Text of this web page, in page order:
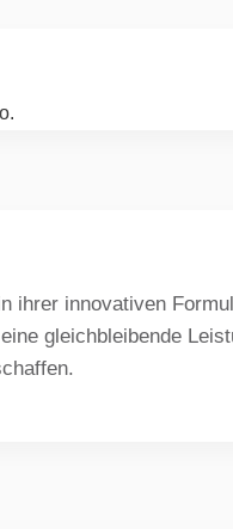
innovativen
gleichbleibende